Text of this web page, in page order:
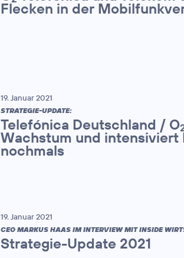
Flecken in der
19. Januar 2021
STRATEGIE-UPDATE:
Telefónica Deutschland / O
Wachstum und intensiviert
nochmals
19. Januar 2021
CEO MARKUS HAAS IM INTERVIEW MIT INSIDE
Strategie-Update 2021